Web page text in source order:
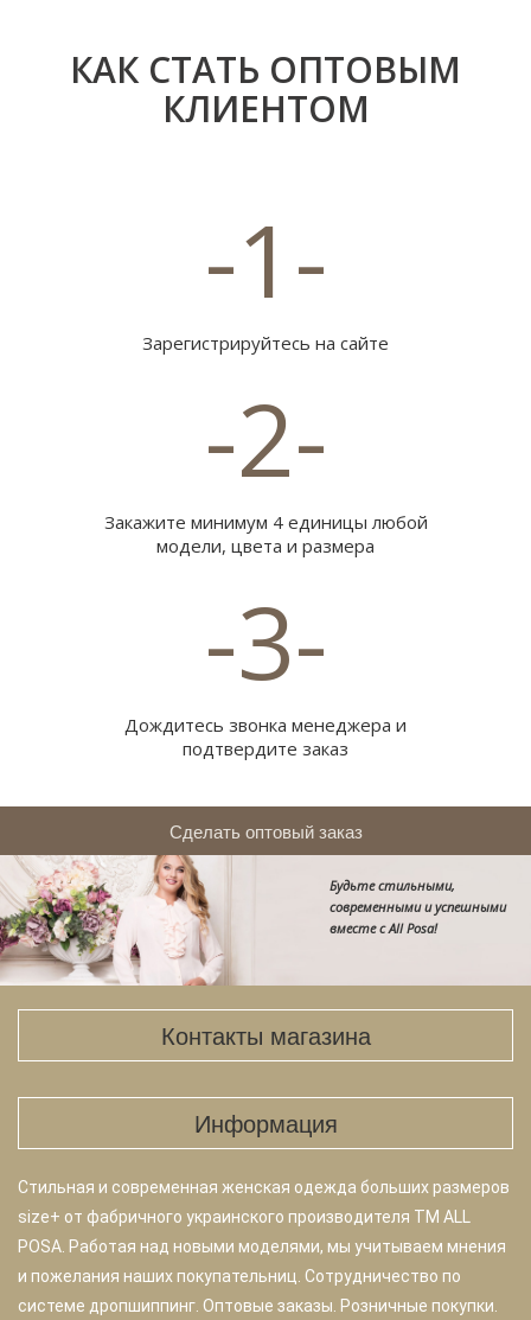
КАК СТАТЬ ОПТОВЫМ
КЛИЕНТОМ
-1-
Зарегистрируйтесь на сайте
-2-
Закажите минимум 4 единицы любой
модели, цвета и размера
-3-
Дождитесь звонка менеджера и
подтвердите заказ
Будьте стильными,
современными и успешными
вместе с Аll Posa!
Сделать оптовый заказ
Контакты магазина
Информация
Стильная и современная женская одежда больших размеров
size+ от фабричного украинского производителя TM ALL
POSA. Работая над новыми моделями, мы учитываем мнения
и пожелания наших покупательниц. Сотрудничество по
системе дропшиппинг. Оптовые заказы. Розничные покупки.